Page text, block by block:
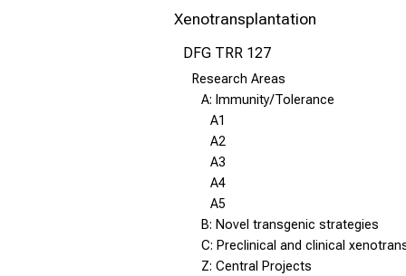
Xenotransplantation
DFG TRR 127
Research Areas
A: Immunity/Tolerance
A1
A2
A3
A4
A5
B: Novel transgenic strategies
C: Preclinical and clinical
Z: Central Projects